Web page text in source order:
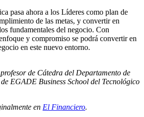
pasa ahora a los Líderes como plan de
de las metas, y convertir en
fundamentales del negocio. Con
y compromiso se podrá convertir en
en este nuevo entorno.
de Cátedra del Departamento de
EGADE Business School del Tecnológico
en El Financiero.